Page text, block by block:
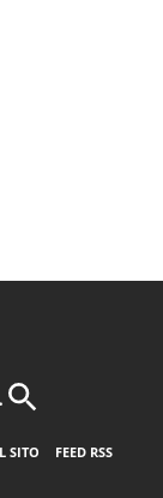
SITO
FEED RSS